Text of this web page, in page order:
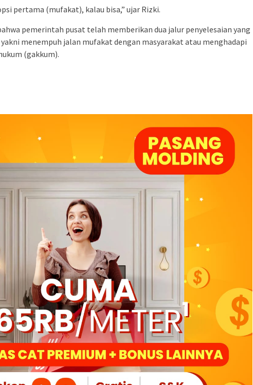
pertama (mufakat), kalau bisa,” ujar Rizki.
pemerintah pusat telah memberikan dua jalur penyelesaian yang
menempuh jalan mufakat dengan masyarakat atau menghadapi
(gakkum).